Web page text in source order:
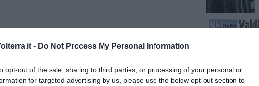
- Do Not Process My Personal Information
opt-out of the sale, sharing to third parties, or processing of your personal or
for targeted advertising by us, please use the below opt-out section to